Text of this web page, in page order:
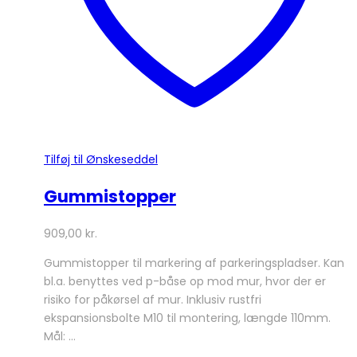
Tilføj til Ønskeseddel
Gummistopper
909,00 kr.
Gummistopper til markering af parkeringspladser. Kan
bl.a. benyttes ved p-båse op mod mur, hvor der er
risiko for påkørsel af mur. Inklusiv rustfri
ekspansionsbolte M10 til montering, længde 110mm.
Mål: …